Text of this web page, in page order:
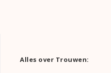
Alles over Trouwen: